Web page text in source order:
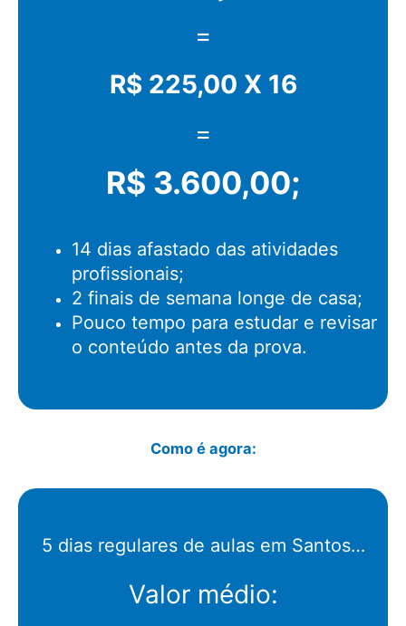
=
R$ 225,00 X 16
=
R$ 3.600,00;
14 dias afastado das atividades
profissionais;
2 finais de semana longe de casa;
Pouco tempo para estudar e revisar
o conteúdo antes da prova.
Como é agora:
5 dias regulares de aulas em Santos…
Valor médio: